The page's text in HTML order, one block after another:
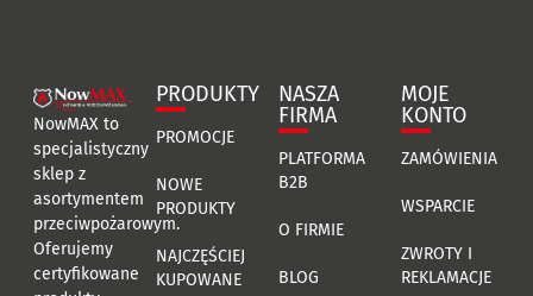
NowMAX to
specjalistyczny
sklep z
asortymentem
przeciwpożarowym.
Oferujemy
certyfikowane
PRODUKTY
PROMOCJE
NOWE
PRODUKTY
NAJCZĘŚCIEJ
KUPOWANE
NASZA
FIRMA
PLATFORMA
B2B
O FIRMIE
BLOG
MOJE
KONTO
ZAMÓWIENIA
WSPARCIE
ZWROTY I
REKLAMACJE